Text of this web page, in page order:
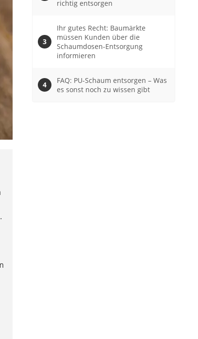
richtig entsorgen
Ihr gutes Recht: Baumärkte
müssen Kunden über die
Schaumdosen-Entsorgung
informieren
FAQ: PU-Schaum entsorgen – Was
es sonst noch zu wissen gibt